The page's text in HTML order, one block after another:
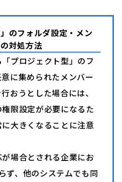
のフォルダ設定・メン
対処方法
プロジェクト型」のフ
に集められたメンバー
おうとした場合には、
限設定が必要になるた
大きくなることに注意
場合とされる企業にお
ず、他のシステムでも同